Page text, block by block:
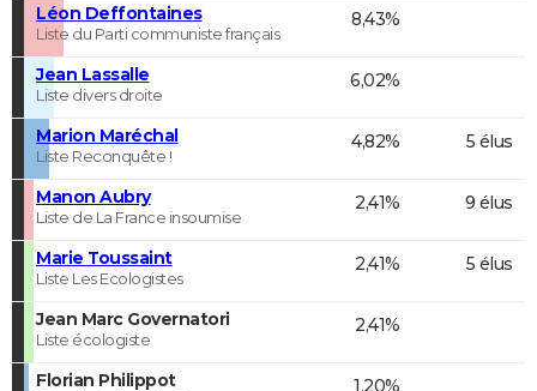
Léon Deffontaines
Liste du Parti communiste français
8,43%
Jean Lassalle
Liste divers droite
6,02%
Marion Maréchal
Liste Reconquête !
4,82% 5 élus
Manon Aubry
Liste de La France insoumise
2,41% 9 élus
Marie Toussaint
Liste Les Ecologistes
2,41% 5 élus
Jean Marc Governatori
Liste écologiste
2,41%
Florian Philippot 1,20%